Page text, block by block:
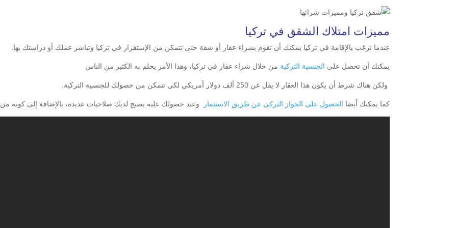
مميزات امتلاك الشقق في تركيا
عندما ترغب بالإقامة في تركيا يمكنك أن تقوم بشراء عقار أو شقة حتى تتمكن من الإستقرار في تركيا وتباشر عملك أو دراستك بها.
يمكنك أن تحصل على الجنسية التركية من خلال شراء عقار في تركيا، وهذا الأمر يحلم به الكثير من الناس
ولكن هناك شرط أن يكون هذا العقار لا يقل عن 250 ألف دولار أمريكي لكي تتمكن من حصولك للجنسية التركية.
كما يمكنك أيضا الحصول على الجواز التركي عن طريق الاستثمار وعند حصولك عليه يصبح لديك صلاحيات عديدة، بالإضافة إلى كونه من